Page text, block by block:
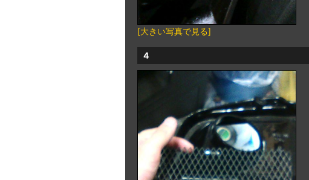
[大きい写真で見る]
4